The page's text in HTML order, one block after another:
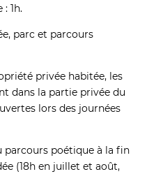
1h.
parc et parcours
privée habitée, les
dans la partie privée du
lors des journées
parcours poétique à la fin
(18h en juillet et août,